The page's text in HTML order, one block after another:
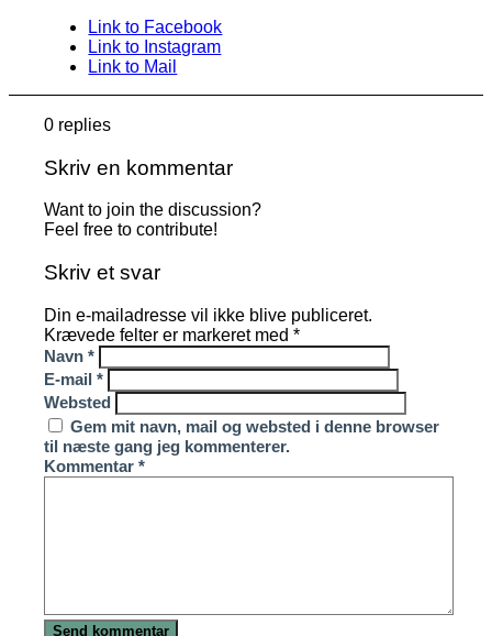
Link to Facebook
Link to Instagram
Link to Mail
0 replies
Skriv en kommentar
Want to join the discussion?
Feel free to contribute!
Skriv et svar
Din e-mailadresse vil ikke blive publiceret.
Krævede felter er markeret med*
Navn*
E-mail*
Websted
Gem mit navn, mail og websted i denne browser
til næste gang jeg kommenterer.
Kommentar*